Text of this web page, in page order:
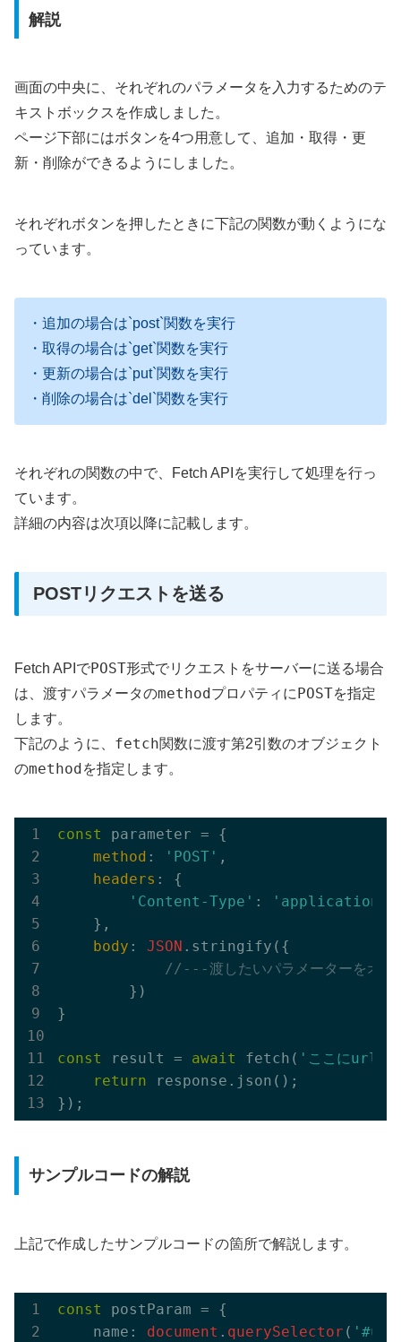
解説
画面の中央に、それぞれのパラメータを入力するためのテ
キストボックスを作成しました。
ページ下部にはボタンを4つ用意して、追加・取得・更
新・削除ができるようにしました。
それぞれボタンを押したときに下記の関数が動くようにな
っています。
・追加の場合は`post`関数を実行
・取得の場合は`get`関数を実行
・更新の場合は`put`関数を実行
・削除の場合は`del`関数を実行
それぞれの関数の中で、Fetch APIを実行して処理を行っ
ています。
詳細の内容は次項以降に記載します。
POSTリクエストを送る
Fetch APIでPOST形式でリクエストをサーバーに送る場合
は、渡すパラメータのmethodプロパティにPOSTを指定
します。
下記のように、 fetch関数に渡す第2引数のオブジェクト
のmethodを指定します。
const
parameter = {
method : 'POST' ,
headers : {
'Content-Type' :
'application/
    },
body : JSON .stringify({
//---渡したいパラメーターをオ
        })
}
const result = await fetch( 'ここにurlを
return response.json();
サンプルコードの解説
上記で作成したサンプルコードの箇所で解説します。
const
postParam = {
    name:
document . querySelector (